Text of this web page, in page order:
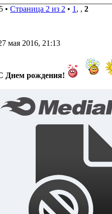
• Страница 2 из 2 • 1 , , 2
мая 2016, 21:13
Днем рождения!